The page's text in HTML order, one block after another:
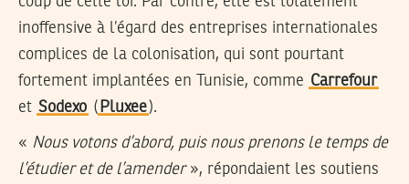
inoffensive à l’égard des entreprises internationales
complices de la colonisation, qui sont pourtant
fortement implantées en Tunisie, comme Carrefour
et Sodexo ( Pluxee).
« Nous votons d’abord, puis nous prenons le temps de
l’étudier et de l’amender», répondaient les soutiens